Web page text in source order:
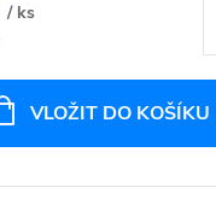
/ ks
VLOŽIT DO KOŠÍKU